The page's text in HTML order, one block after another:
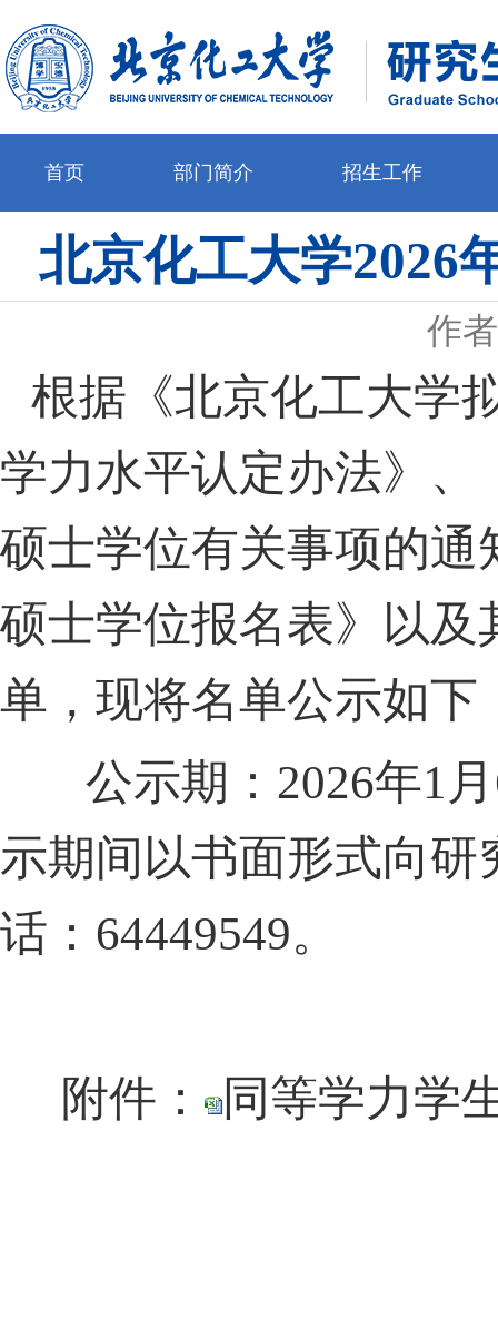
首页 部门简介 招生工作
北京化工大学2026
作
根据《北京化工大学
学力水平认定办法》
硕士学位有关事项的
硕士学位报名表》以
单，现将名单公示如下
公示期：2026年1 月
示期间以书面形式向
话： 64449549。
附件： 同等学力学